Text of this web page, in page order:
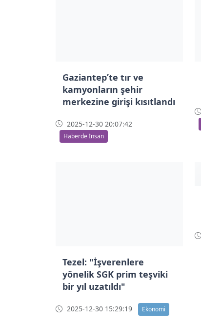
Gaziantep’te tır ve
kamyonların şehir
merkezine girişi kısıtlandı
2025-12-30 20:07:42
Haberde İnsan
Tezel: "İşverenlere
yönelik SGK prim teşviki
bir yıl uzatıldı"
2025-12-30 15:29:19 Ekonomi